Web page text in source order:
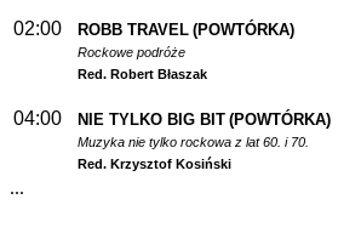
02:00 ROBB TRAVEL (POWTÓRKA)
Rockowe podróże
Red. Robert Błaszak
04:00 NIE TYLKO BIG BIT (POWTÓRKA)
Muzyka nie tylko rockowa z lat 60. i 70.
Red. Krzysztof Kosiński
...